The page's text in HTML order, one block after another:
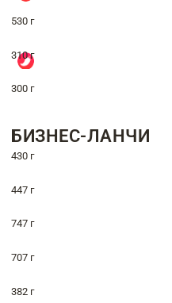
530 г
310 г
300 г
БИЗНЕС-ЛАНЧИ
430 г
447 г
747 г
707 г
382 г